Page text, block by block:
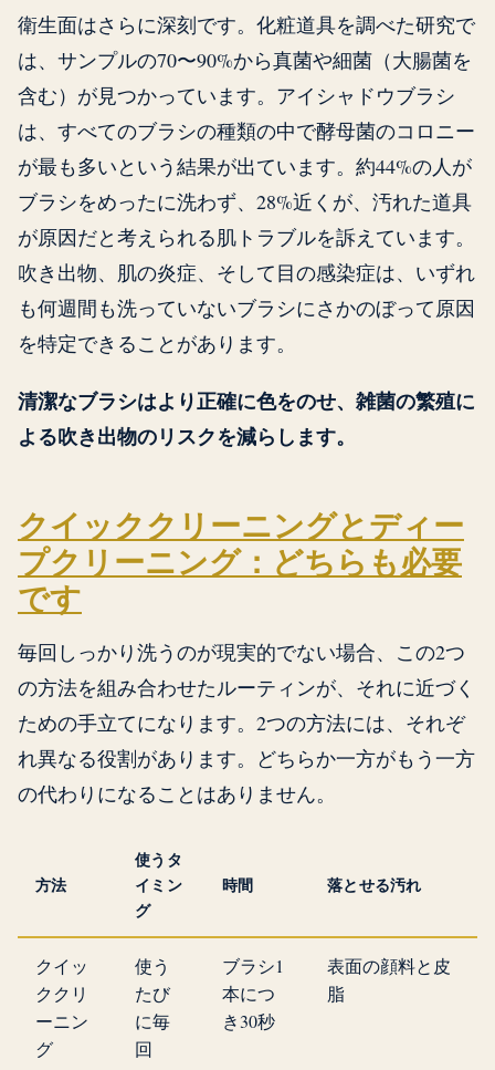
衛生面はさらに深刻です。化粧道具を調べた研究で
は、サンプルの70〜90%から真菌や細菌（大腸菌を
含む）が見つかっています。アイシャドウブラシ
は、すべてのブラシの種類の中で酵母菌のコロニー
が最も多いという結果が出ています。約44%の人が
ブラシをめったに洗わず、28%近くが、汚れた道具
が原因だと考えられる肌トラブルを訴えています。
吹き出物、肌の炎症、そして目の感染症は、いずれ
も何週間も洗っていないブラシにさかのぼって原因
を特定できることがあります。
清潔なブラシはより正確に色をのせ、雑菌の繁殖に
よる吹き出物のリスクを減らします。
クイッククリーニングとディー
プクリーニング：どちらも必要
です
毎回しっかり洗うのが現実的でない場合、この2つ
の方法を組み合わせたルーティンが、それに近づく
ための手立てになります。2つの方法には、それぞ
れ異なる役割があります。どちらか一方がもう一方
の代わりになることはありません。
方法
使うタ
イミン
グ
時間 落とせる汚れ
クイッ
ククリ
ーニン
グ
使う
たび
に毎
回
ブラシ1
本につ
き30秒
表面の顔料と皮
脂